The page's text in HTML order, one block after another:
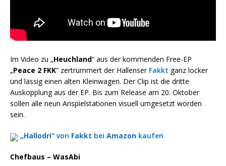
Im Video zu „Heuchland“ aus der kommenden Free-EP
„Peace 2 FKK“ zertrümmert der Hallenser Fakkt ganz locker
und lässig einen alten Kleinwagen. Der Clip ist die dritte
Auskopplung aus der EP. Bis zum Release am 20. Oktober
sollen alle neun Anspielstationen visuell umgesetzt worden
sein.
„Hallodri“ von Fakkt bei Amazon kaufen
Chefbaus – WasAbi